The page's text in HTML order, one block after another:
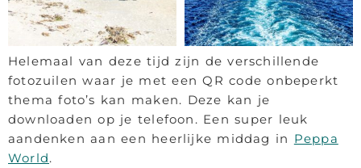
Helemaal van deze tijd zijn de verschillende
fotozuilen waar je met een QR code onbeperkt
thema foto’s kan maken. Deze kan je
downloaden op je telefoon. Een super leuk
aandenken aan een heerlijke middag in Peppa
World.